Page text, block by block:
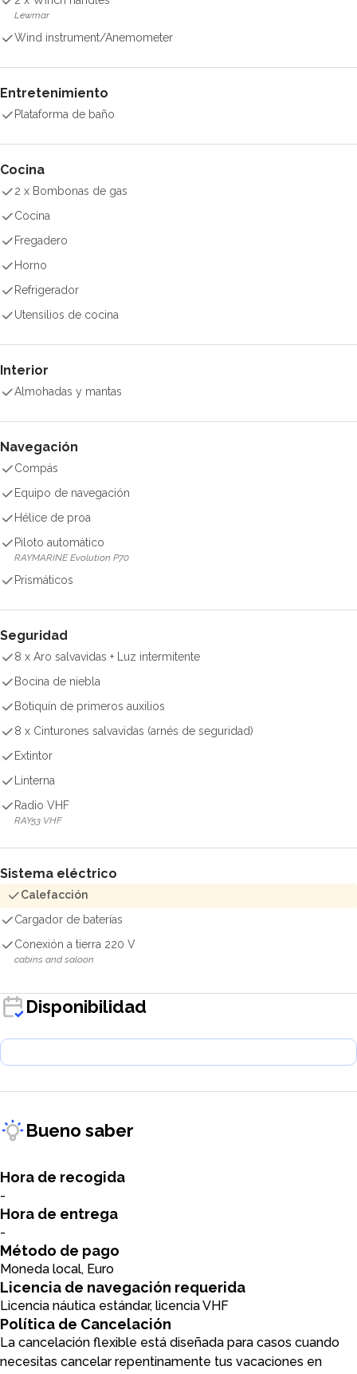
Lewmar
Wind instrument/Anemometer
Entretenimiento
Plataforma de baño
Cocina
2 x Bombonas de gas
Cocina
Fregadero
Horno
Refrigerador
Utensilios de cocina
Interior
Almohadas y mantas
Navegación
Compás
Equipo de navegación
Hélice de proa
Piloto automático
RAYMARINE Evolution P70
Prismáticos
Seguridad
8 x Aro salvavidas + Luz intermitente
Bocina de niebla
Botiquín de primeros auxilios
8 x Cinturones salvavidas (arnés de seguridad)
Extintor
Linterna
Radio VHF
RAY53 VHF
Sistema eléctrico
Calefacción
Cargador de baterías
Conexión a tierra 220 V
cabins and saloon
Disponibilidad
Bueno saber
Hora de recogida
-
Hora de entrega
-
Método de pago
Moneda local, Euro
Licencia de navegación requerida
Licencia náutica estándar, licencia VHF
Política de Cancelación
La cancelación flexible está diseñada para casos cuando
necesitas cancelar repentinamente tus vacaciones en